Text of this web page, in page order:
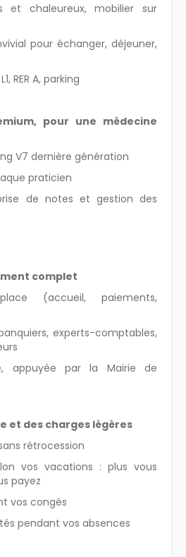
et chaleureux, mobilier sur
pour échanger, déjeuner,
RER A, parking
pour une médecine
V7 dernière génération
praticien
de notes et gestion des
complet
(accueil, paiements,
experts-comptables,
appuyée par la Mairie de
et des charges légères
rétrocession
vos vacations : plus vous
payez
vos congés
pendant vos absences